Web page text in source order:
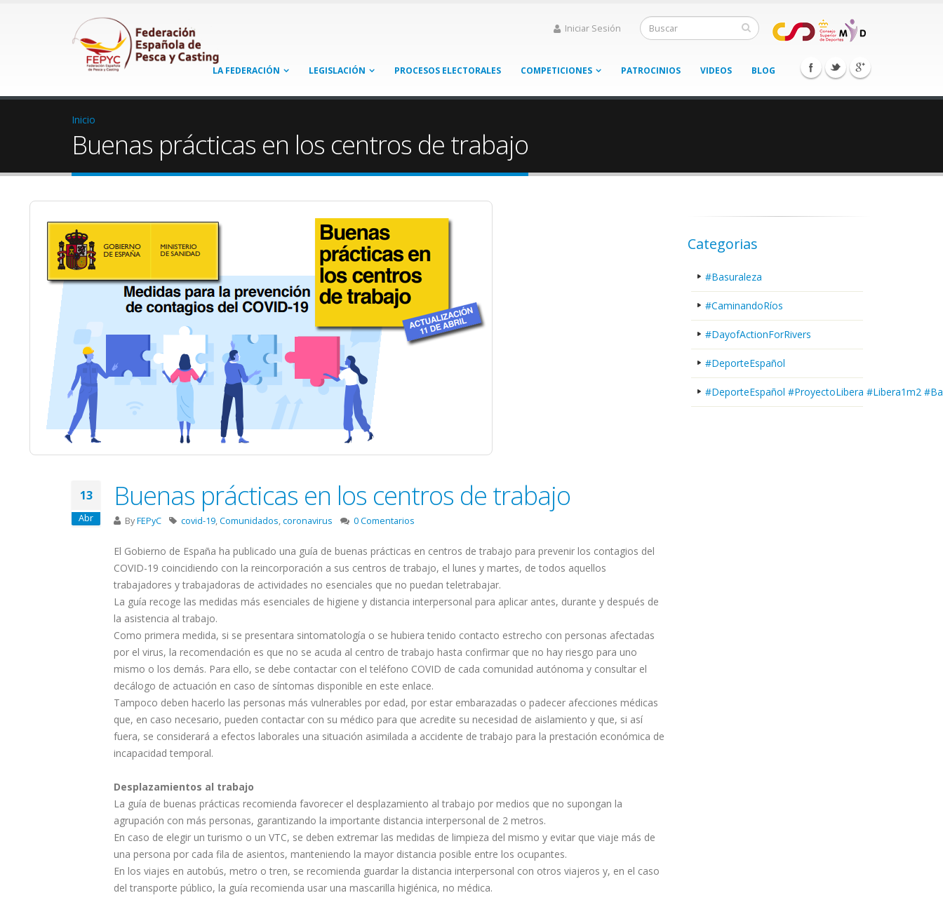
Iniciar Sesión
LA FEDERACIÓN LEGISLACIÓN PROCESOS ELECTORALES COMPETICIONES PATROCINIOS VIDEOS BLOG
Inicio
Buenas prácticas en los centros de trabajo
13
Abr
Buenas prácticas en los centros de trabajo
ByFEPyC covid-19,Comunidados,coronavirus 0 Comentarios
El Gobierno de España ha publicado una guía de buenas prácticas en centros de trabajo para prevenir los contagios del
COVID-19 coincidiendo con la reincorporación a sus centros de trabajo, el lunes y martes, de todos aquellos
trabajadores y trabajadoras de actividades no esenciales que no puedan teletrabajar.
La guía recoge las medidas más esenciales de higiene y distancia interpersonal para aplicar antes, durante y después de
la asistencia al trabajo.
Como primera medida, si se presentara sintomatología o se hubiera tenido contacto estrecho con personas afectadas
por el virus, la recomendación es que no se acuda al centro de trabajo hasta confirmar que no hay riesgo para uno
mismo o los demás. Para ello, se debe contactar con el teléfono COVID de cada comunidad autónoma y consultar el
decálogo de actuación en caso de síntomas disponible en este enlace.
Tampoco deben hacerlo las personas más vulnerables por edad, por estar embarazadas o padecer afecciones médicas
que, en caso necesario, pueden contactar con su médico para que acredite su necesidad de aislamiento y que, si así
fuera, se considerará a efectos laborales una situación asimilada a accidente de trabajo para la prestación económica de
incapacidad temporal.
Desplazamientos al trabajo
La guía de buenas prácticas recomienda favorecer el desplazamiento al trabajo por medios que no supongan la
agrupación con más personas, garantizando la importante distancia interpersonal de 2 metros.
En caso de elegir un turismo o un VTC, se deben extremar las medidas de limpieza del mismo y evitar que viaje más de
una persona por cada fila de asientos, manteniendo la mayor distancia posible entre los ocupantes.
En los viajes en autobús, metro o tren, se recomienda guardar la distancia interpersonal con otros viajeros y, en el caso
del transporte público, la guía recomienda usar una mascarilla higiénica, no médica.
Categorias
#Basuraleza
#CaminandoRíos
#DayofActionForRivers
#DeporteEspañol
#DeporteEspañol #ProyectoLibera #Libera1m2